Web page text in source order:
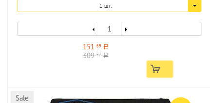
1 шт.
151 69 a
30957 a
Sale